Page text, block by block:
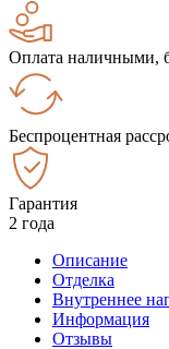
Оплата наличными,
Беспроцентная
Гарантия
2 года
Описание
Отделка
Внутреннее
Информация
Отзывы